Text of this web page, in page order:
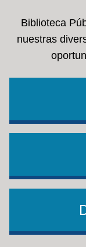
Biblioteca
nuestras